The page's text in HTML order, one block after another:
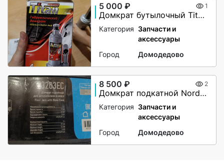
5 000 ₽ 1
Домкрат бутылочный Titan 4т (180 — 350 мм)
Категория Запчасти и
аксессуары
Город
Домодедово
8 500 ₽ 2
Домкрат подкатной Nordberg N3203EC, 3 тонны
Категория Запчасти и
аксессуары
Город
Домодедово